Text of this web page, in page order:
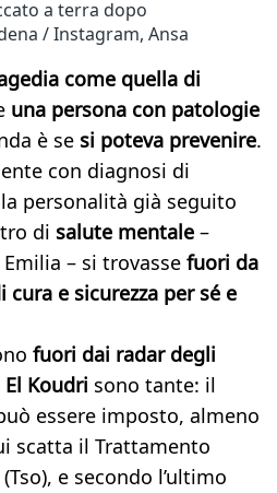
a terra dopo
/ Instagram, Ansa
come quella di
una persona con patologie
è se si poteva prevenire.
con diagnosi di
personalità già seguito
di salute mentale –
– si trovasse fuori da
e sicurezza per sé e
fuori dai radar degli
El Koudri sono tante: il
essere imposto, almeno
scatta il Trattamento
e secondo l’ultimo